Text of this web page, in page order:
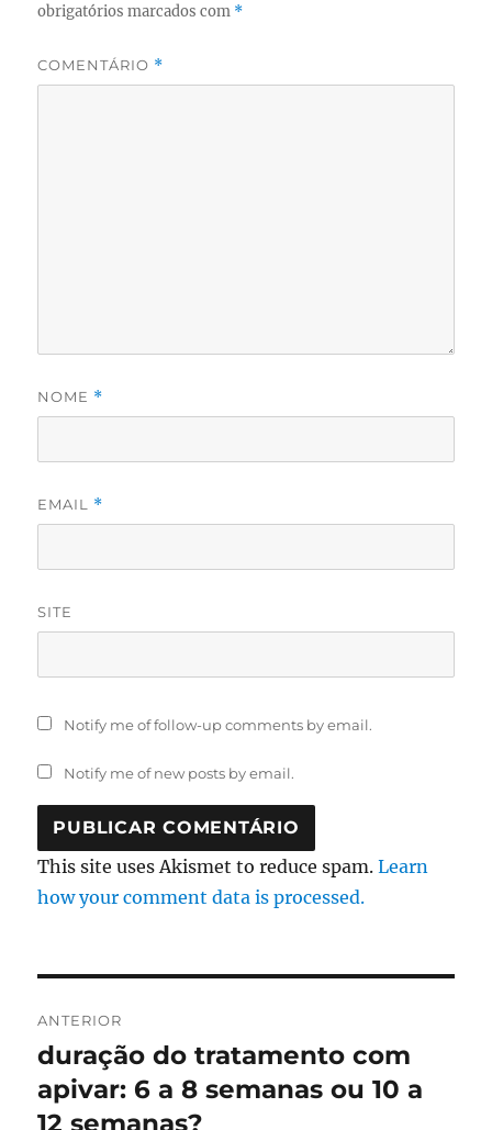
obrigatórios marcados com *
COMENTÁRIO *
NOME *
EMAIL *
SITE
Notify me of follow-up comments by email.
Notify me of new posts by email.
This site uses Akismet to reduce spam.Learn
how your comment data is processed.
de
artigos
ANTERIOR
Artigo
anterior:
duração do tratamento com
apivar: 6 a 8 semanas ou 10 a
12 semanas?